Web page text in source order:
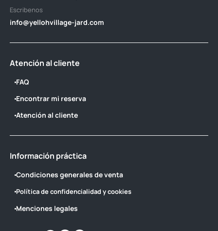
Escribenos
info@yellohvillage-jard.com
Atención al cliente
FAQ
Encontrar mi reserva
Atención al cliente
Información práctica
Condiciones generales de venta
Política de confidencialidad y cookies
Menciones legales